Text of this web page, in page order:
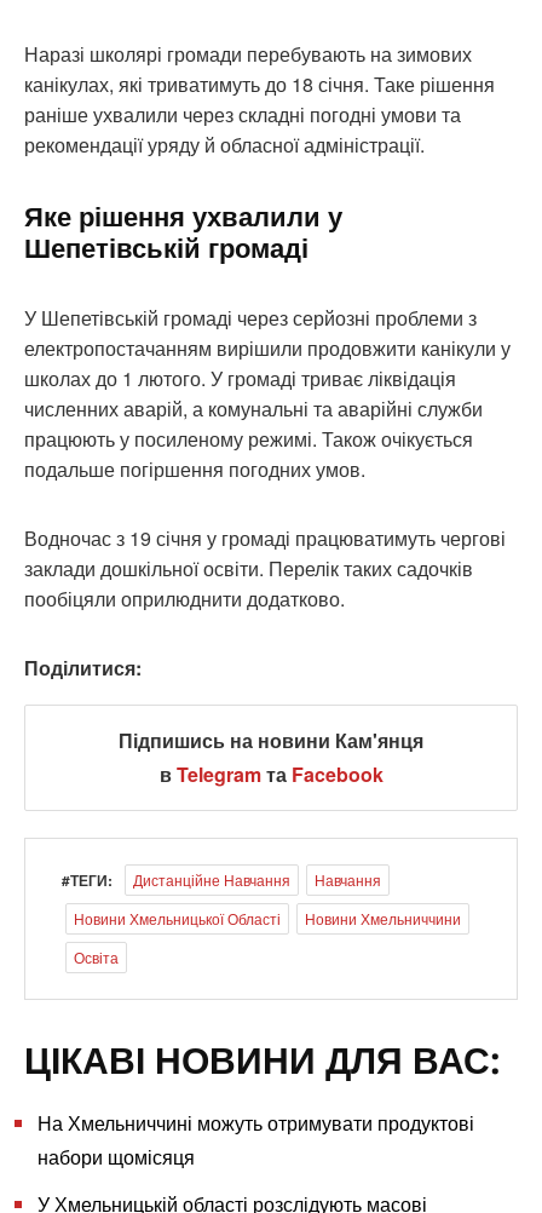
Наразі школярі громади перебувають на зимових
канікулах, які триватимуть до 18 січня. Таке рішення
раніше ухвалили через складні погодні умови та
рекомендації уряду й обласної адміністрації.
Яке рішення ухвалили у
Шепетівській громаді
У Шепетівській громаді через серйозні проблеми з
електропостачанням вирішили продовжити канікули у
школах до 1 лютого. У громаді триває ліквідація
численних аварій, а комунальні та аварійні служби
працюють у посиленому режимі. Також очікується
подальше погіршення погодних умов.
Водночас з 19 січня у громаді працюватимуть чергові
заклади дошкільної освіти. Перелік таких садочків
пообіцяли оприлюднити додатково.
Поділитися:
Підпишись на новини Кам'янця
вTelegramта Facebook
#ТЕГИ: Дистанційне Навчання
Навчання
Новини Хмельницької Області
Новини Хмельниччини
Освіта
ЦІКАВІ НОВИНИ ДЛЯ ВАС:
На Хмельниччині можуть отримувати продуктові
набори щомісяця
У Хмельницькій області розслідують масові